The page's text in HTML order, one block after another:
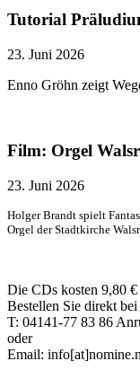
Tutorial
23. Juni 2026
Enno Gröhn zeigt
Film: Orgel
23. Juni 2026
Holger Brandt spielt
Orgel der Stadtkirche
Die CDs kosten 9,80 €
Bestellen Sie direkt
T: 04141-77 83 86
oder
Email: